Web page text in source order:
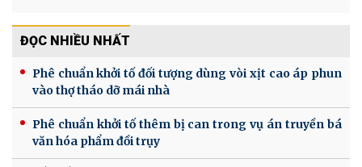
ĐỌC NHIỀU NHẤT
Phê chuẩn khởi tố đối tượng dùng vòi xịt cao áp phun
vào thợ tháo dỡ mái nhà
Phê chuẩn khởi tố thêm bị can trong vụ án truyền bá
văn hóa phẩm đồi trụy